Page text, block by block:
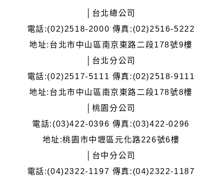
│台北總公司
電話:(02)2518-2000 傳真:(02)2516-5222
地址:台北市中山區南京東路二段178號9樓
│台北分公司
電話:(02)2517-5111 傳真:(02)2518-9111
地址:台北市中山區南京東路二段178號8樓
│桃園分公司
電話:(03)422-0396 傳真:(03)422-0296
地址:桃園市中壢區元化路226號6樓
│台中分公司
電話:(04)2322-1197 傳真:(04)2322-1187